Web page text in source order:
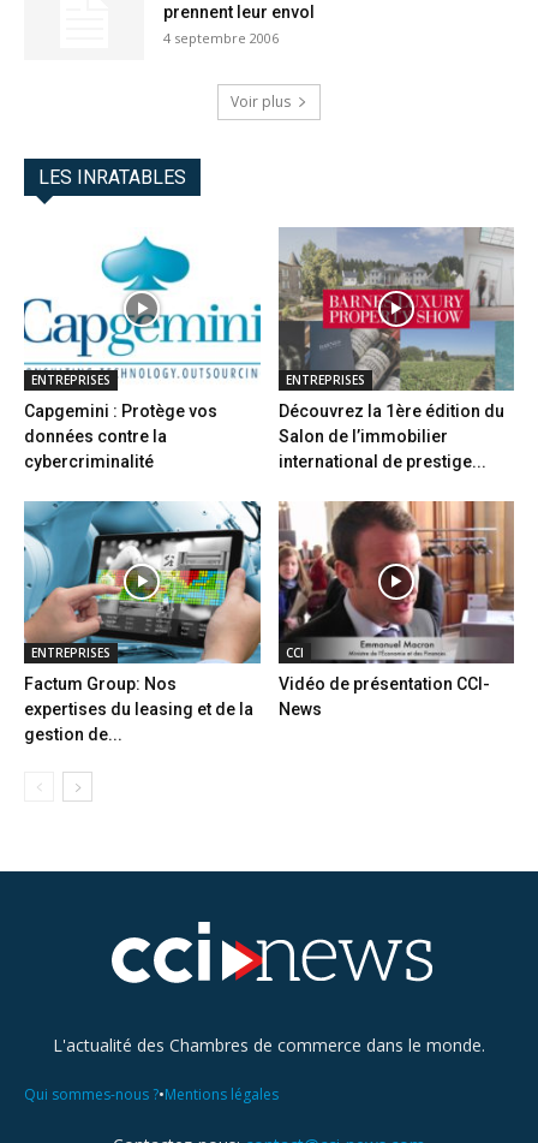
prennent leur envol
4 septembre 2006
Voir plus
LES INRATABLES
ENTREPRISES
Capgemini : Protège vos
données contre la
cybercriminalité
ENTREPRISES
Découvrez la 1ère édition du
Salon de l’immobilier
international de prestige...
ENTREPRISES
Factum Group: Nos
expertises du leasing et de la
gestion de...
CCI
Vidéo de présentation CCI-
News
L'actualité des Chambres de commerce dans le monde.
Qui sommes-nous ?•Mentions légales